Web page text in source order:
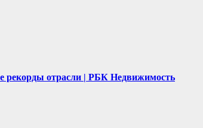
рекорды отрасли | РБК Недвижимость